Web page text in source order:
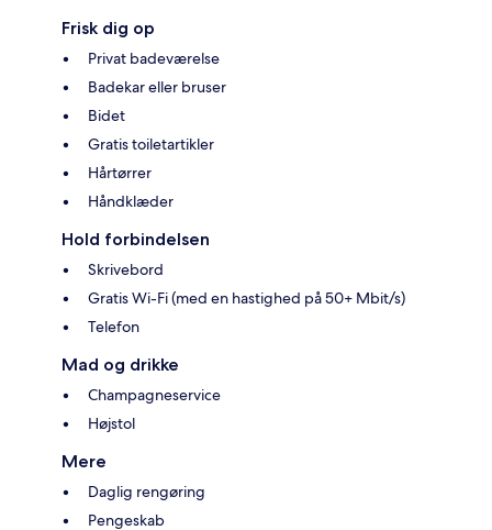
Frisk dig op
Privat badeværelse
Badekar eller bruser
Bidet
Gratis toiletartikler
Hårtørrer
Håndklæder
Hold forbindelsen
Skrivebord
Gratis Wi-Fi (med en hastighed på 50+ Mbit/s)
Telefon
Mad og drikke
Champagneservice
Højstol
Mere
Daglig rengøring
Pengeskab